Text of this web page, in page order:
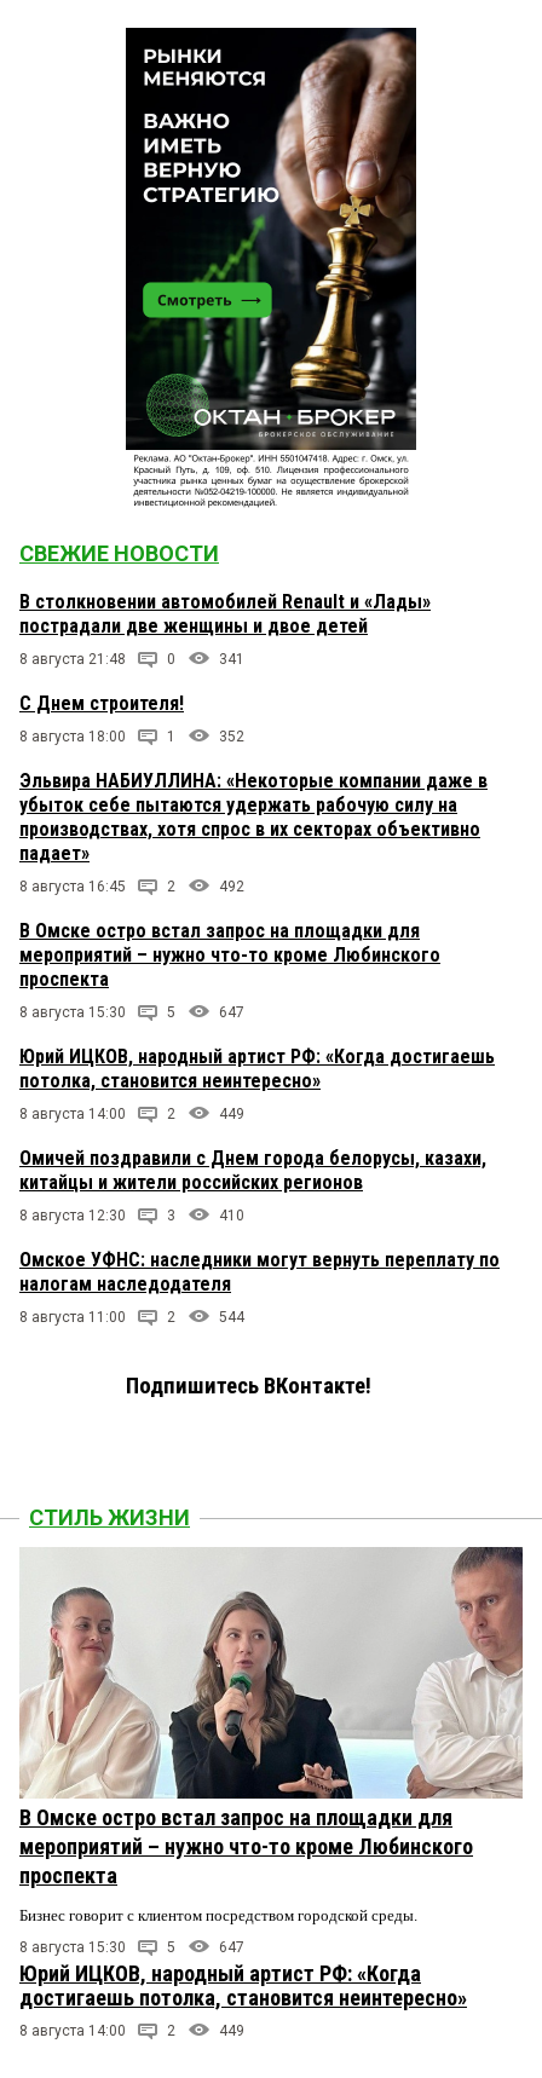
СВЕЖИЕ НОВОСТИ
В столкновении автомобилей Renault и «Лады»
пострадали две женщины и двое детей
8 августа 21:48 0 341
С Днем строителя!
8 августа 18:00 1 352
Эльвира НАБИУЛЛИНА: «Некоторые компании даже в
убыток себе пытаются удержать рабочую силу на
производствах, хотя спрос в их секторах объективно
падает»
8 августа 16:45 2 492
В Омске остро встал запрос на площадки для
мероприятий – нужно что-то кроме Любинского
проспекта
8 августа 15:30 5 647
Юрий ИЦКОВ, народный артист РФ: «Когда достигаешь
потолка, становится неинтересно»
8 августа 14:00 2 449
Омичей поздравили с Днем города белорусы, казахи,
китайцы и жители российских регионов
8 августа 12:30 3 410
Омское УФНС: наследники могут вернуть переплату по
налогам наследодателя
8 августа 11:00 2 544
Подпишитесь ВКонтакте!
СТИЛЬ ЖИЗНИ
В Омске остро встал запрос на площадки для
мероприятий – нужно что-то кроме Любинского
проспекта
Бизнес говорит с клиентом посредством городской среды.
8 августа 15:30 5 647
Юрий ИЦКОВ, народный артист РФ: «Когда
достигаешь потолка, становится неинтересно»
8 августа 14:00 2 449